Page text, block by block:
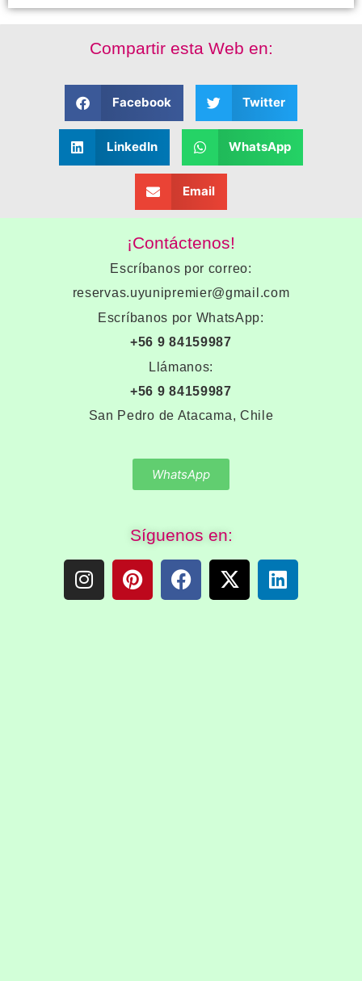
Compartir esta Web en:
Facebook Twitter
LinkedIn WhatsApp
Email
¡Contáctenos!
Escríbanos por correo:
reservas.uyunipremier@gmail.com
Escríbanos por WhatsApp:
+56 9 84159987
Llámanos:
+56 9 84159987
San Pedro de Atacama, Chile
WhatsApp
Síguenos en: